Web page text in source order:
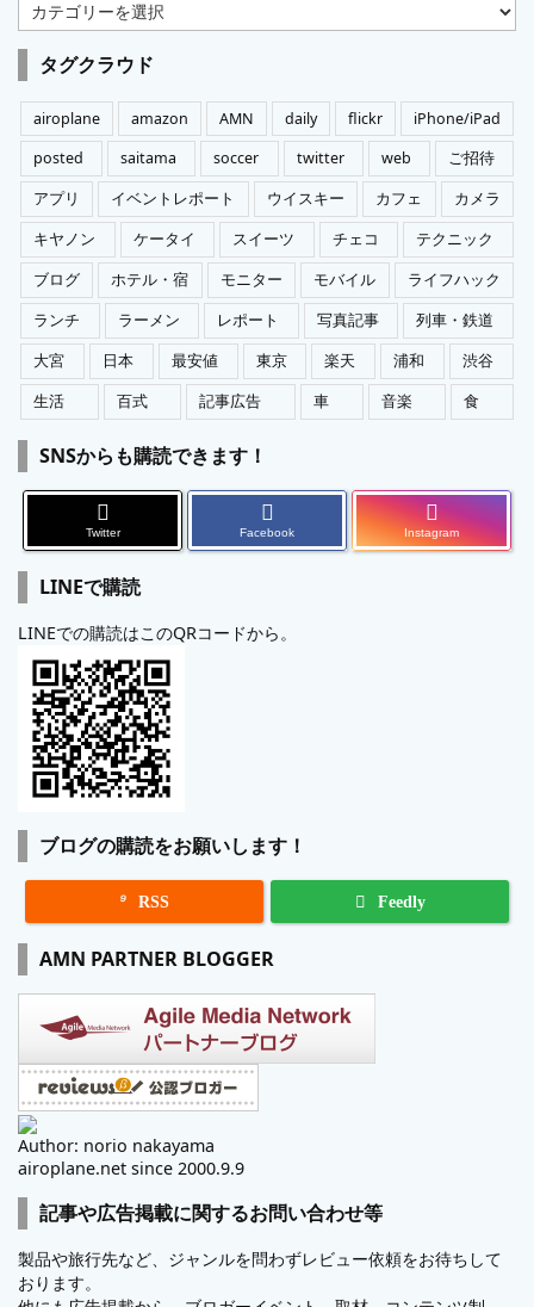
テ
ゴ
リ
ー
タグクラウド
airoplane amazon AMN daily flickr
iPhone/iPad
posted
saitama soccer twitter web
ご招待
アプリ
イベントレポート ウイスキー カフェ
カメラ
キヤノン
ケータイ スイーツ チェコ
テクニック
ブログ
ホテル・宿 モニター モバイル
ライフハック
ランチ
ラーメン レポート 写真記事
列車・鉄道
大宮
日本 最安値 東京 楽天 浦和
渋谷
生活
百式 記事広告 車 音楽 食
SNSからも購読できます！
Twitter Facebook Instagram
LINEで購読
LINEでの購読はこのQRコードから。
ブログの購読をお願いします！
 RSS Feedly
AMN PARTNER BLOGGER
Author: norio nakayama
airoplane.net since 2000.9.9
記事や広告掲載に関するお問い合わせ等
製品や旅行先など、ジャンルを問わずレビュー依頼をお待ちして
おります。